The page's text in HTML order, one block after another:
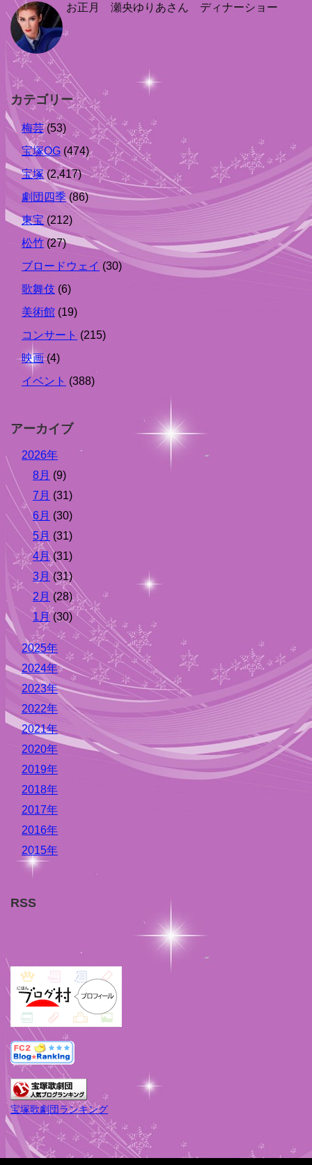
お正月 瀬央ゆりあさん ディナーショー
カテゴリー
梅芸(53)
宝塚OG (474)
宝塚 (2,417)
劇団四季(86)
東宝 (212)
松竹 (27)
ブロードウェイ (30)
歌舞伎 (6)
美術館 (19)
コンサート (215)
映画(4)
イベント (388)
アーカイブ
2026年
8月 (9)
7月 (31)
6月 (30)
5月 (31)
4月(31)
3月(31)
2月 (28)
1月(30)
2025年
2024年
2023年
2022年
2021年
2020年
2019年
2018年
2017年
2016年
2015年
RSS
宝塚歌劇団ランキング